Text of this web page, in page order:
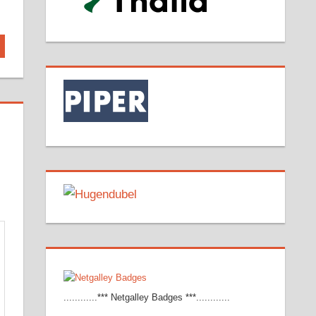
............*** Netgalley Badges ***............